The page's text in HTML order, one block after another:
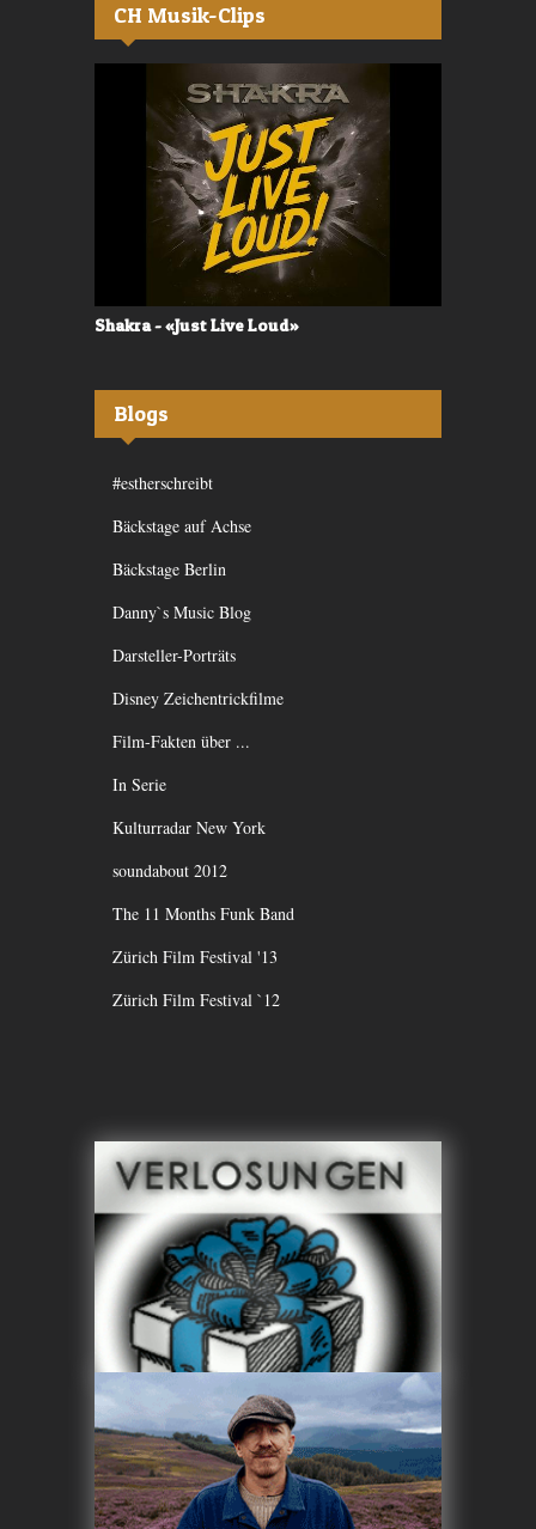
CH Musik-Clips
Shakra - «Just Live Loud»
Blogs
#estherschreibt
Bäckstage auf Achse
Bäckstage Berlin
Danny`s Music Blog
Darsteller-Porträts
Disney Zeichentrickfilme
Film-Fakten über ...
In Serie
Kulturradar New York
soundabout 2012
The 11 Months Funk Band
Zürich Film Festival '13
Zürich Film Festival `12